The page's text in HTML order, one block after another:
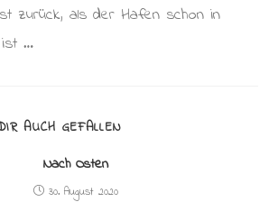
zurück, als der Hafen schon in
ist …
AUCH GEFALLEN
Nach Osten
30. August 2020